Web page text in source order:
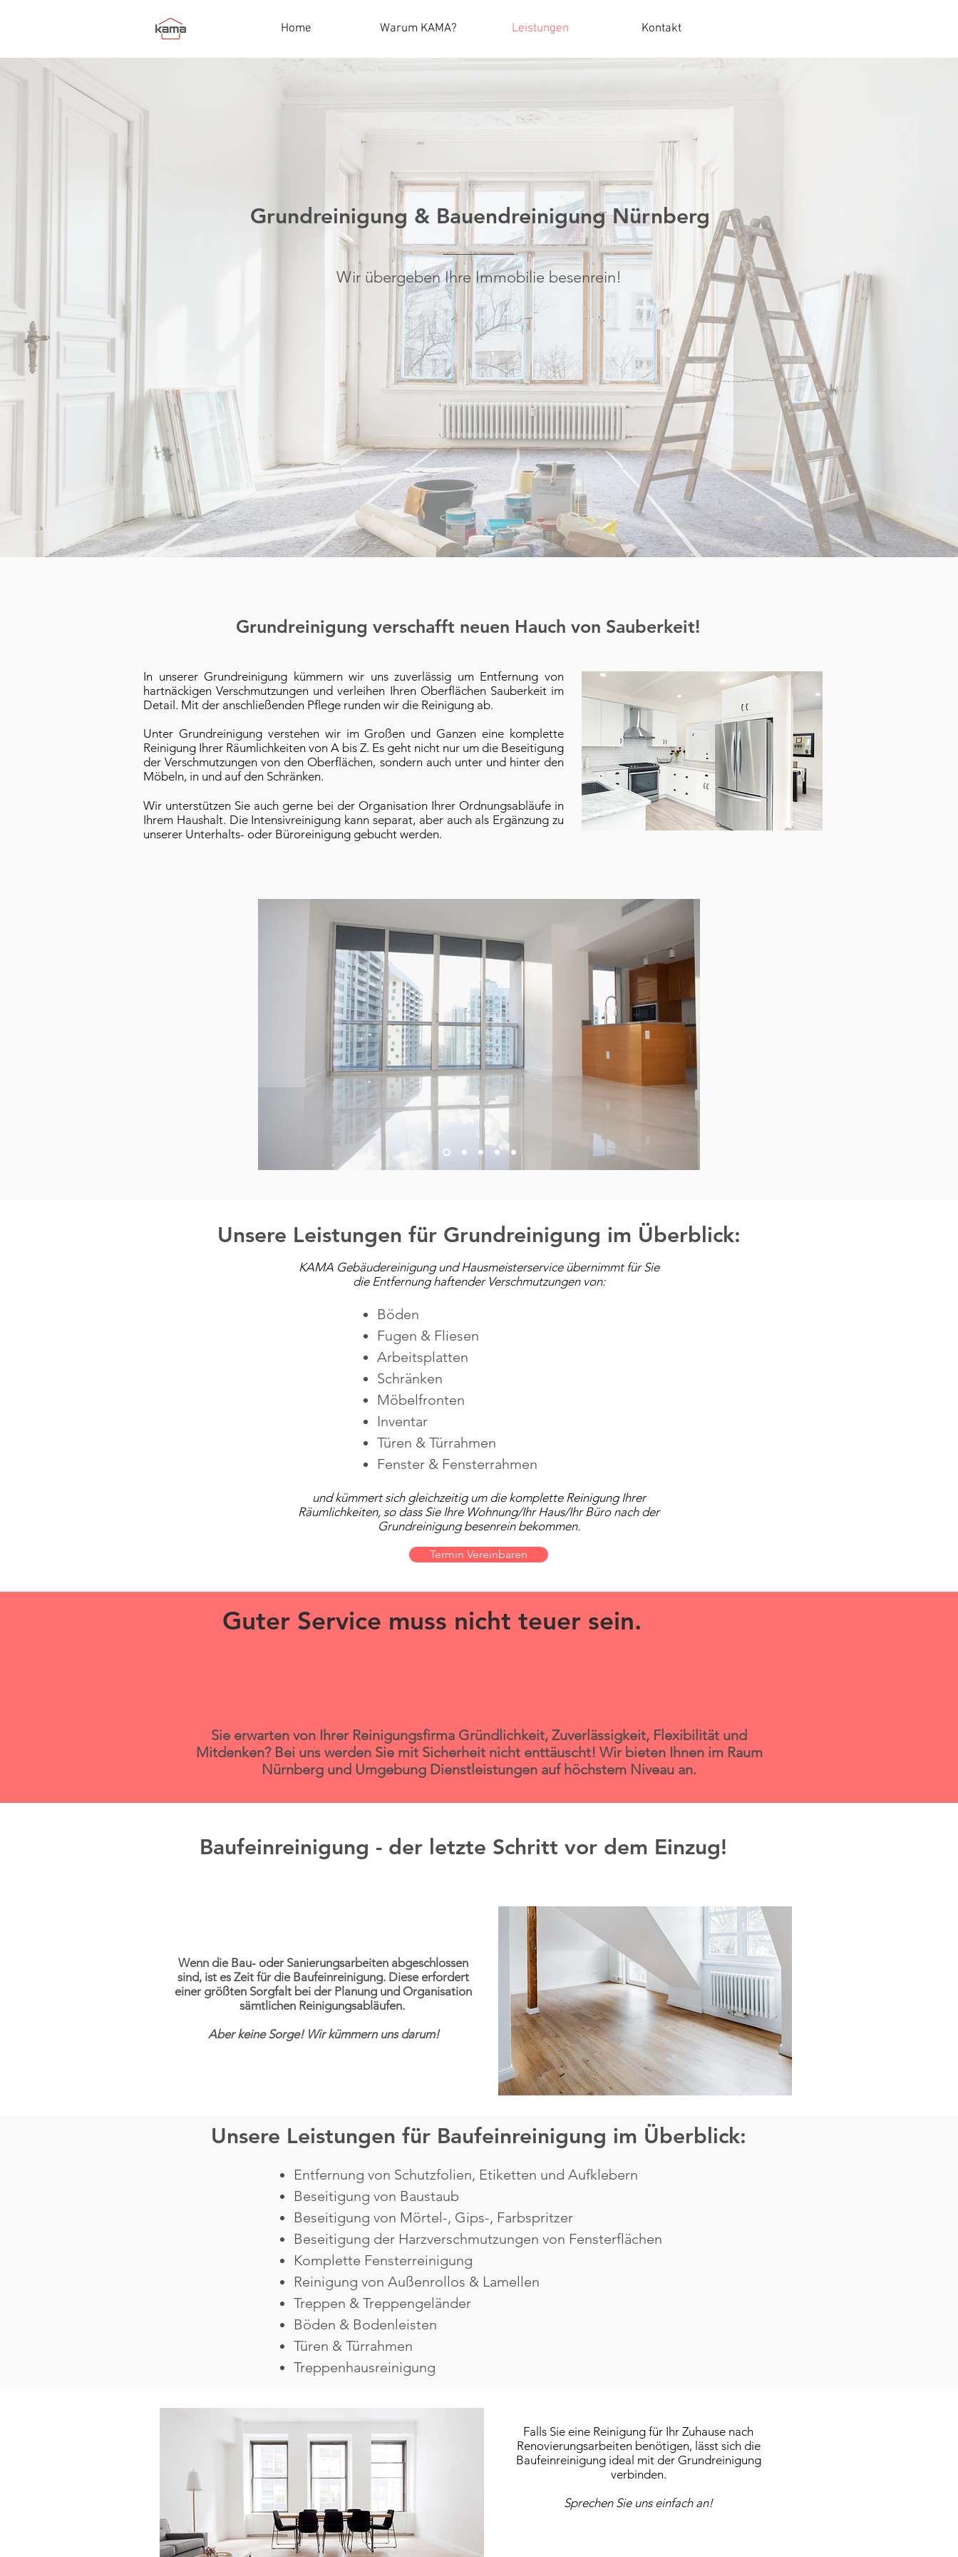
Home Warum KAMA? Leistungen Kontakt
Grundreinigung & Bauendreinigung Nürnberg
Wir übergeben Ihre Immobilie besenrein!
Grundreinigung verschafft neuen Hauch von Sauberkeit!
In unserer Grundreinigung kümmern wir uns zuverlässig um Entfernung von
hartnäckigen Verschmutzungen und verleihen Ihren Oberflächen Sauberkeit im
Detail. Mit der anschließenden Pflege runden wir die Reinigung ab.
Unter Grundreinigung verstehen wir im Großen und Ganzen eine komplette
Reinigung Ihrer Räumlichkeiten von A bis Z. Es geht nicht nur um die Beseitigung
der Verschmutzungen von den Oberflächen, sondern auch unter und hinter den
Möbeln, in und auf den Schränken.
Wir unterstützen Sie auch gerne bei der Organisation Ihrer Ordnungsabläufe in
Ihrem Haushalt. Die Intensivreinigung kann separat, aber auch als Ergänzung zu
unserer Unterhalts- oder Büroreinigung gebucht werden.
Unsere Leistungen für Grundreinigung im Überblick:
KAMA Gebäudereinigung und Hausmeisterservice übernimmt für Sie
die Entfernung haftender Verschmutzungen von:
Böden
Fugen & Fliesen
Arbeitsplatten
Schränken
Möbelfronten
Inventar
Türen & Türrahmen
Fenster & Fensterrahmen
und kümmert sich gleichzeitig um die komplette Reinigung Ihrer
Räumlichkeiten, so dass Sie Ihre Wohnung/Ihr Haus/Ihr Büro nach der
Grundreinigung besenrein bekommen.
Termin Vereinbaren
Guter Service muss nicht teuer sein.
Sie erwarten von Ihrer Reinigungsfirma Gründlichkeit, Zuverlässigkeit, Flexibilität und
Mitdenken? Bei uns werden Sie mit Sicherheit nicht enttäuscht! Wir bieten Ihnen im Raum
Nürnberg und Umgebung Dienstleistungen auf höchstem Niveau an.
Baufeinreinigung - der letzte Schritt vor dem Einzug!
Wenn die Bau- oder Sanierungsarbeiten abgeschlossen
sind, ist es Zeit für die Baufeinreinigung. Diese erfordert
einer größten Sorgfalt bei der Planung und Organisation
sämtlichen Reinigungsabläufen.
Aber keine Sorge! Wir kümmern uns darum!
Unsere Leistungen für Baufeinreinigung im Überblick:
Entfernung von Schutzfolien, Etiketten und Aufklebern
Beseitigung von Baustaub
Beseitigung von Mörtel-, Gips-, Farbspritzer
Beseitigung der Harzverschmutzungen von Fensterflächen
Komplette Fensterreinigung
Reinigung von Außenrollos & Lamellen
Treppen & Treppengeländer
Böden & Bodenleisten
Türen & Türrahmen
Treppenhausreinigung
Falls Sie eine Reinigung für Ihr Zuhause nach
Renovierungsarbeiten benötigen, lässt sich die
Baufeinreinigung ideal mit der Grundreinigung
verbinden.
Sprechen Sie uns einfach an!